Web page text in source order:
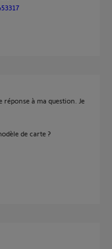
à ma question. Je
de carte ?